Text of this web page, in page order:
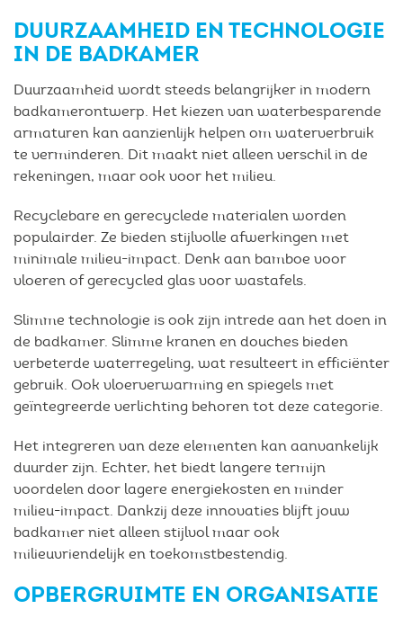
DUURZAAMHEID EN TECHNOLOGIE
IN DE BADKAMER
Duurzaamheid wordt steeds belangrijker in modern
badkamerontwerp. Het kiezen van waterbesparende
armaturen kan aanzienlijk helpen om waterverbruik
te verminderen. Dit maakt niet alleen verschil in de
rekeningen, maar ook voor het milieu.
Recyclebare en gerecyclede materialen worden
populairder. Ze bieden stijlvolle afwerkingen met
minimale milieu-impact. Denk aan bamboe voor
vloeren of gerecycled glas voor wastafels.
Slimme technologie is ook zijn intrede aan het doen in
de badkamer. Slimme kranen en douches bieden
verbeterde waterregeling, wat resulteert in efficiënter
gebruik. Ook vloerverwarming en spiegels met
geïntegreerde verlichting behoren tot deze categorie.
Het integreren van deze elementen kan aanvankelijk
duurder zijn. Echter, het biedt langere termijn
voordelen door lagere energiekosten en minder
milieu-impact. Dankzij deze innovaties blijft jouw
badkamer niet alleen stijlvol maar ook
milieuvriendelijk en toekomstbestendig.
OPBERGRUIMTE EN ORGANISATIE